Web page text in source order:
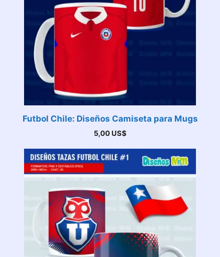
Futbol Chile: Diseños Camiseta para Mugs
5,00 US$